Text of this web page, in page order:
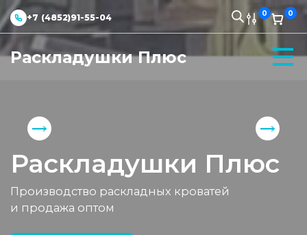
+7 (4852)91-55-04 0 0
Раскладушки Плюс
Раскладушки Плюс
Производство раскладных кроватей
и продажа оптом